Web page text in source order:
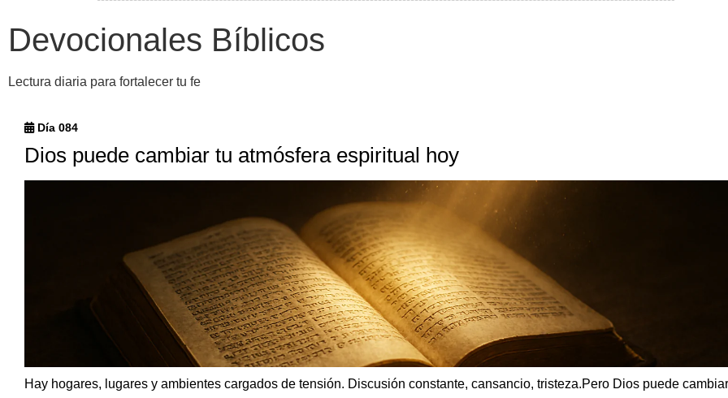
L.O.A
Devocionales Bíblicos
Lectura diaria para fortalecer tu fe
Día 084
Dios puede cambiar tu atmósfera espiritual hoy
Hay hogares, lugares y ambientes cargados de tensión. Discusión constante, cansancio, tristeza.Pero Dios puede cambiar